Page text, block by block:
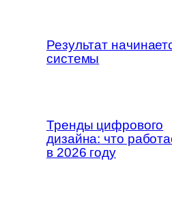
Результат
системы
Тренды цифрового
дизайна: что
в 2026 году